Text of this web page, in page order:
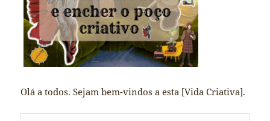
Olá a todos. Sejam bem-vindos a esta [Vida Criativa].